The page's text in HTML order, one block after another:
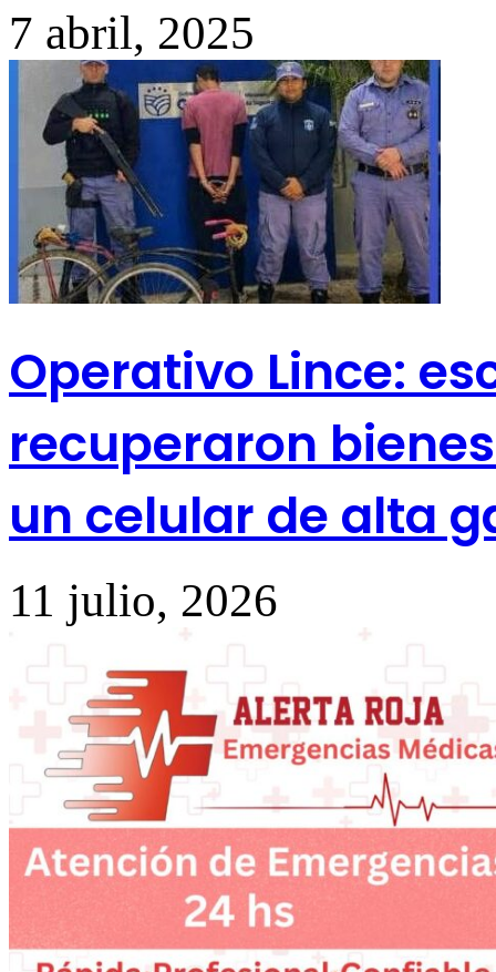
7 abril, 2025
Operativo Lince:
recuperaron
un celular de alta
11 julio, 2026